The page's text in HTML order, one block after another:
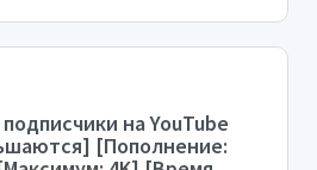
на YouTube
[Пополнение: